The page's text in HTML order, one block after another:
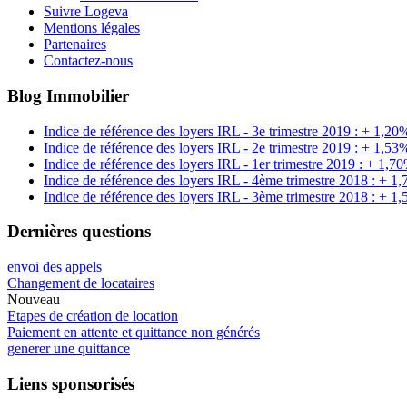
Suivre Logeva
Mentions légales
Partenaires
Contactez-nous
Blog Immobilier
Indice de référence des loyers IRL - 3e trimestre 2019 : +
Indice de référence des loyers IRL - 2e trimestre 2019 : +
Indice de référence des loyers IRL - 1er trimestre 2019 : +
Indice de référence des loyers IRL - 4ème trimestre 2018 : +
Indice de référence des loyers IRL - 3ème trimestre 2018 : +
Dernières questions
envoi des appels
Changement de locataires
Nouveau
Etapes de création de location
Paiement en attente et quittance non générés
generer une quittance
Liens sponsorisés